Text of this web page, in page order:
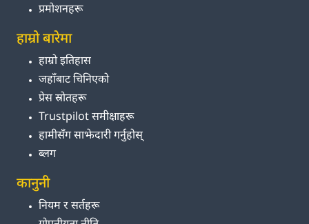
प्रमोशनहरू
हाम्रो बारेमा
हाम्रो इतिहास
जहाँबाट चिनिएको
प्रेस स्रोतहरू
Trustpilot समीक्षाहरू
हामीसँग साझेदारी गर्नुहोस्
ब्लग
कानुनी
नियम र सर्तहरू